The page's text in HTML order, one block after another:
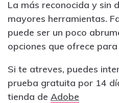
La más reconocida y sin
mayores herramientas.
puede ser un poco
opciones que ofrece
Si te atreves, puedes
prueba gratuita por 14
tienda de Adobe